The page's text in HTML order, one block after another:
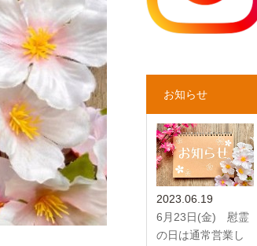
お知らせ
2023.06.19
6月23日(金) 慰霊
の日は通常営業し